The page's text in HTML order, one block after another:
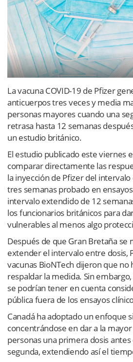
La vacuna COVID-19 de Pfizer
anticuerpos tres veces y media
personas mayores cuando una
retrasa hasta 12 semanas
un estudio británico.
El estudio publicado este viernes
comparar directamente las
la inyección de Pfizer del
tres semanas probado en
intervalo extendido de 12
los funcionarios británicos para
vulnerables al menos algo
Después de que Gran Bretaña se
extender el intervalo entre dosis,
vacunas BioNTech dijeron que no
respaldar la medida. Sin
se podrían tener en cuenta
pública fuera de los ensayos
Canadá ha adoptado un enfoque
concentrándose en dar a la
personas una primera dosis
segunda, extendiendo así el